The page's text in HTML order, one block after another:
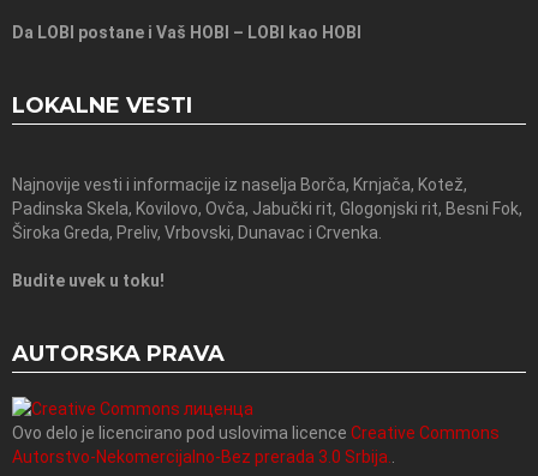
Da LOBI postane i Vaš HOBI – LOBI kao HOBI
LOKALNE VESTI
Najnovije vesti i informacije iz naselja Borča, Krnjača, Kotež,
Padinska Skela, Kovilovo, Ovča, Jabučki rit, Glogonjski rit, Besni Fok,
Široka Greda, Preliv, Vrbovski, Dunavac i Crvenka.
Budite uvek u toku!
AUTORSKA PRAVA
Ovo delo je licencirano pod uslovima licence Creative Commons
Autorstvo-Nekomercijalno-Bez prerada 3.0 Srbija.